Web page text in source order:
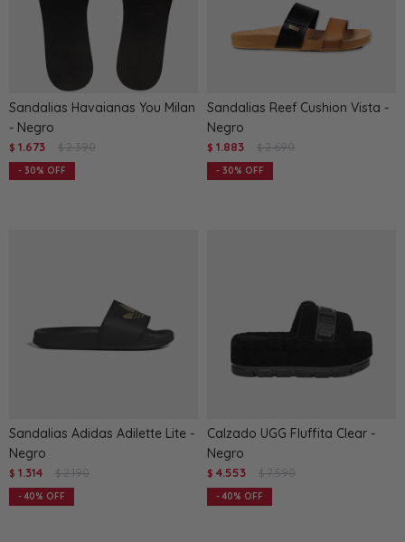
Sandalias Havaianas You Milan
- Negro
$ 1.673 $ 2.390
30
Sandalias Reef Cushion Vista -
Negro
$ 1.883 $ 2.690
30
Sandalias Adidas Adilette Lite -
Negro
$ 1.314 $ 2.190
40
Calzado UGG Fluffita Clear -
Negro
$ 4.553 $ 7.590
40